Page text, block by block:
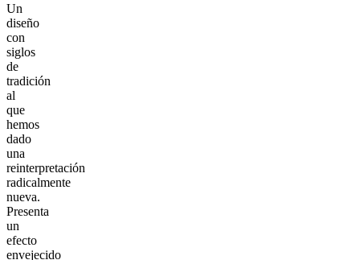
Un
diseño
con
siglos
de
tradición
al
que
hemos
dado
una
reinterpretación
radicalmente
nueva.
Presenta
un
efecto
envejecido